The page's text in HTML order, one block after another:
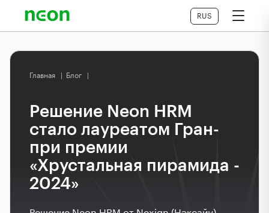
RUS
Главная Блог
Решение Neon HRM
стало лауреатом Гран-
при премии
«Хрустальная пирамида -
2024»